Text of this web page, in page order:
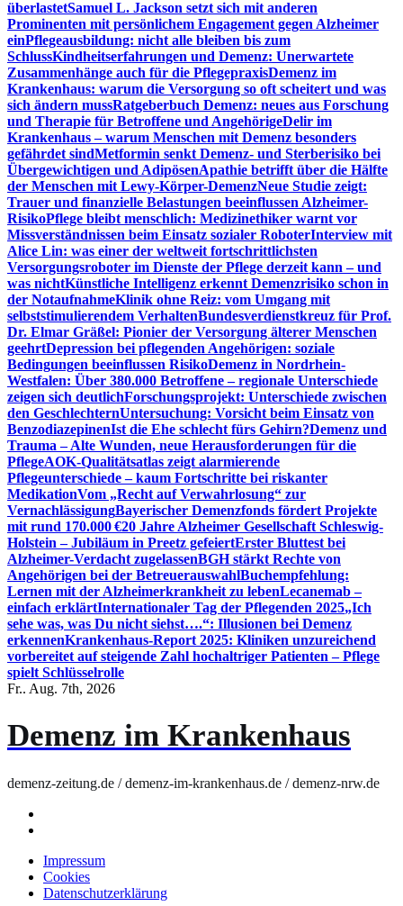
überlastetSamuel L. Jackson setzt sich mit anderen
Prominenten mit persönlichem Engagement gegen Alzheimer
einPflegeausbildung: nicht alle bleiben bis zum
SchlussKindheitserfahrungen und Demenz: Unerwartete
Zusammenhänge auch für die PflegepraxisDemenz im
Krankenhaus: warum die Versorgung so oft scheitert und was
sich ändern mussRatgeberbuch Demenz: neues aus Forschung
und Therapie für Betroffene und AngehörigeDelir im
Krankenhaus – warum Menschen mit Demenz besonders
gefährdet sindMetformin senkt Demenz- und Sterberisiko bei
Übergewichtigen und AdipösenApathie betrifft über die Hälfte
der Menschen mit Lewy-Körper-DemenzNeue Studie zeigt:
Trauer und finanzielle Belastungen beeinflussen Alzheimer-
RisikoPflege bleibt menschlich: Medizinethiker warnt vor
Missverständnissen beim Einsatz sozialer RoboterInterview mit
Alice Lin: was einer der weltweit fortschrittlichsten
Versorgungsroboter im Dienste der Pflege derzeit kann – und
was nichtKünstliche Intelligenz erkennt Demenzrisiko schon in
der NotaufnahmeKlinik ohne Reiz: vom Umgang mit
selbststimulierendem VerhaltenBundesverdienstkreuz für Prof.
Dr. Elmar Gräßel: Pionier der Versorgung älterer Menschen
geehrtDepression bei pflegenden Angehörigen: soziale
Bedingungen beeinflussen RisikoDemenz in Nordrhein-
Westfalen: Über 380.000 Betroffene – regionale Unterschiede
zeigen sich deutlichForschungsprojekt: Unterschiede zwischen
den GeschlechternUntersuchung: Vorsicht beim Einsatz von
BenzodiazepinenIst die Ehe schlecht fürs Gehirn?Demenz und
Trauma – Alte Wunden, neue Herausforderungen für die
PflegeAOK-Qualitätsatlas zeigt alarmierende
Pflegeunterschiede – kaum Fortschritte bei riskanter
MedikationVom „Recht auf Verwahrlosung“ zur
VernachlässigungBayerischer Demenzfonds fördert Projekte
mit rund 170.000 €20 Jahre Alzheimer Gesellschaft Schleswig-
Holstein – Jubiläum in Preetz gefeiertErster Bluttest bei
Alzheimer-Verdacht zugelassenBGH stärkt Rechte von
Angehörigen bei der BetreuerauswahlBuchempfehlung:
Lernen mit der Alzheimerkrankheit zu lebenLecanemab –
einfach erklärtInternationaler Tag der Pflegenden 2025„Ich
sehe was, was Du nicht siehst….“: Illusionen bei Demenz
erkennenKrankenhaus-Report 2025: Kliniken unzureichend
vorbereitet auf steigende Zahl hochaltriger Patienten – Pflege
spielt Schlüsselrolle
Fr.. Aug. 7th, 2026
Demenz im Krankenhaus
demenz-zeitung.de / demenz-im-krankenhaus.de / demenz-nrw.de
Impressum
Cookies
Datenschutzerklärung